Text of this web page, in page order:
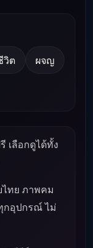
วิต ผจญ
เลือกดูได้ทั้ง
ไทย ภาพคม
กอุปกรณ์ ไม่